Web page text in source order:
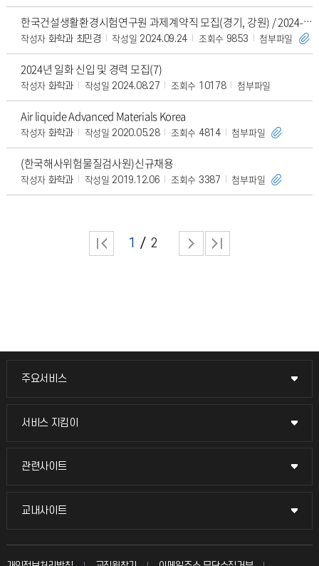
한국건설생활환경시험연구원 과제계약직 모집(경기, 강원) / 2024-09-23 ~ 29
작성자 화학과 최민경 작성일 2024.09.24 조회수 9853 첨부파일
2024년 일화 신입 및 경력 모집(7)
작성자 화학과 작성일 2024.08.27 조회수 10178 첨부파일
Air liquide Advanced Materials Korea
작성자 화학과 작성일 2020.05.28 조회수 4814 첨부파일
(한국해사위험물질검사원)신규채용
작성자 화학과 작성일 2019.12.06 조회수 3387 첨부파일
1 2
주요서비스
주요서비스
교무회의방송
서비스 지킴이
서비스 지킴이
묻고 답하기
관련사이트
관련사이트
국방헬프콜
교내사이트
교내사이트
교수회